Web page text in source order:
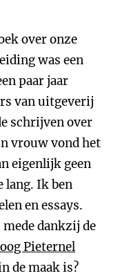
over onze
was een
paar jaar
van uitgeverij
schrijven over
vrouw vond het
eigenlijk geen
lang. Ik ben
en essays.
dankzij de
Pieternel
de maak is?